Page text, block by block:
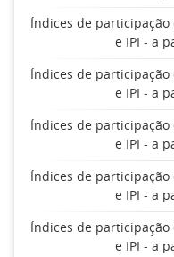
Índices de participação
e IPI - a
Índices de participação
e IPI - a
Índices de participação
e IPI - a
Índices de participação
e IPI - a
Índices de participação
e IPI - a